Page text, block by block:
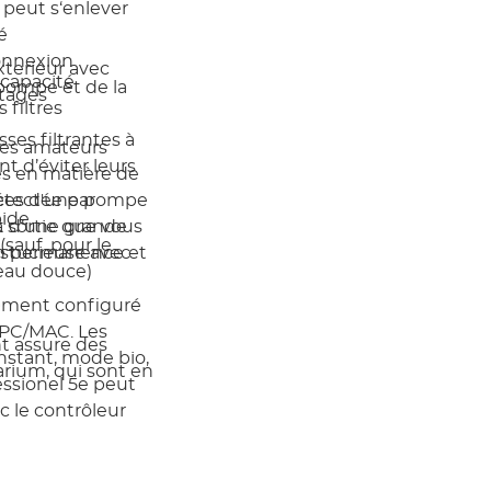
s‘enlever
et de la
filtrantes à
d’éviter leurs
pour le
douce)
avec
amateurs
en matière de
d'une pompe
grande
avec
configuré
MAC. Les
mode bio,
5e peut
le contrôleur
filtres
par
que vous
permanence et
assure des
qui sont en